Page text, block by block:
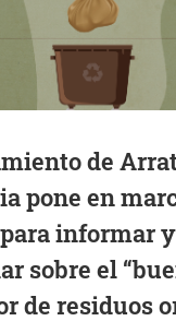
de
pone en
informar y
sobre el
de residuos